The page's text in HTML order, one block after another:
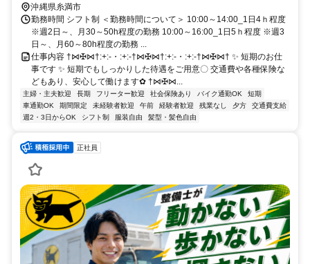
沖縄県糸満市
勤務時間 シフト制 ＜勤務時間について＞ 10:00～14:00_1日4ｈ程度
※週2日～、月30～50h程度の勤務 10:00～16:00_1日5ｈ程度 ※週3
日～、月60～80h程度の勤務 ...
仕事内容 †⋈✠⋈†:+:-・:+:-†⋈✠⋈†:+:-・:+:-†⋈✠⋈† ✨ 短期のお仕
事です ✨ 短期でもしっかりした待遇をご用意〇 交通費や各種保険な
どもあり、安心して働けます✿ †⋈✠⋈...
主婦・主夫歓迎 長期 フリーター歓迎 社会保険あり バイク通勤OK
短期
車通勤OK
期間限定 未経験者歓迎 午前 経験者歓迎 残業なし 夕方
交通費支給
週2・3日からOK
シフト制 服装自由 髪型・髪色自由
正社員